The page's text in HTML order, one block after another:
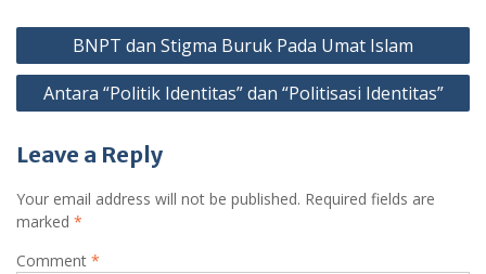
Post
navigation
BNPT dan Stigma Buruk Pada Umat Islam
Antara “Politik Identitas” dan “Politisasi Identitas”
Leave a Reply
Your email address will not be published. Required fields are
marked *
Comment *